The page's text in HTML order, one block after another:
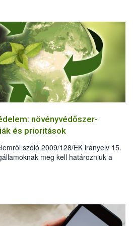
növényvédőszer-
és prioritások
szóló 2009/128/EK irányelv 15.
meg kell határozniuk a
felhasználási tendenciákat,
különös figyelmet igényelnek a
megvalósításában. A rendelkezésre
a jelenlegi prioritásokat.